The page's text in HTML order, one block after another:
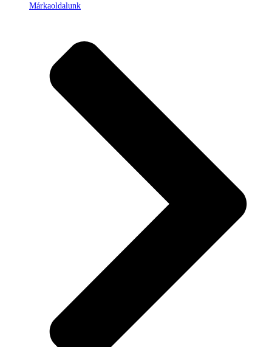
Márkaoldalunk